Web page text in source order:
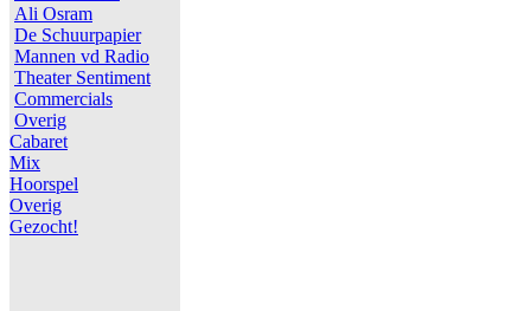
Ali Osram
De Schuurpapier
Mannen vd Radio
Theater Sentiment
Commercials
Overig
Cabaret
Mix
Hoorspel
Overig
Gezocht!